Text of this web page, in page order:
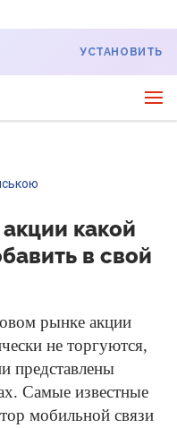
УСТАНОВИТЬ
какой
в свой
рынке акции
не торгуются,
представлены
Самые известные
мобильной связи